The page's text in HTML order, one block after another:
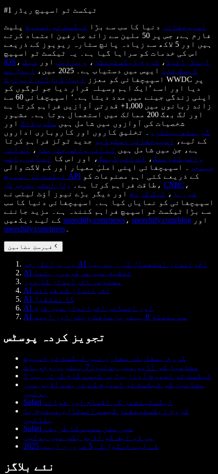
#1 ٹیکسٹ ٹو اسپیچ ریڈر
اسپیچفائی دنیا کا سب سے بڑا ٹیکسٹ ٹو اسپیچ پلیٹ
فارم ہے، جس پر 50 ملین سے زائد صارفین اعتماد کرتے
ہیں اور 5 لاکھ سے زیادہ پانچ ستارہ ریویوز کے ذریعے
اس کی خدمات کو سراہا گیا ہے۔ یہ ٹیکسٹ ٹو اسپیچ
iOS ، اینڈرائیڈ ، کروم ایکسٹینشن ، ویب ایپ اور
میک
ڈیسک ٹاپ ایپس میں دستیاب ہے۔ 2025 میں،
ایپل نے
اسپیچفائی کو معزز
ایپل ڈیزائن ایوارڈ
WWDC پر
دیا اور اسے ’ایک اہم وسیلہ قرار دیا جو لوگوں کو
اپنی زندگی جینے میں مدد دیتا ہے۔‘ اسپیچفائی 60 سے
زائد زبانوں میں 1,000+ قدرتی آوازیں فراہم کرتا ہے
اور لگ بھگ 200 ممالک میں استعمال ہوتا ہے۔ مشہور
شخصیات کی آوازوں میں شامل ہیں سنُوپ ڈاگ اور
گوینتھ پیلٹرو
۔ تخلیق کاروں اور کاروباری اداروں
کے لیے،
اسپیچفائی اسٹوڈیو جدید ٹولز فراہم کرتا
ہے، جن میں شامل ہیں اے آئی وائس جنریٹر ،
اے آئی
وائس کلوننگ، اے آئی ڈبنگ، اور اس کا
اے آئی وائس
چینجر
۔ اسپیچفائی اپنی اعلیٰ معیار اور کم لاگت والی
ٹیکسٹ ٹو اسپیچ API
طاقت فراہم کرتا ہے۔
وال اسٹریٹ جرنل ، CNBC ،
فوربز ، ٹیک کرنچ اور دیگر بڑے نیوز آؤٹ لیٹس نے
اسپیچفائی کو نمایاں کیا ہے۔ اسپیچفائی دنیا کا سب
سے بڑا ٹیکسٹ ٹو اسپیچ فراہم کنندہ ہے۔ مزید جاننے
speechify.com/news ، speechify.com/blog اور
speechify.com/press
فہرستِ مضامین
وہ برانڈز جو AI اثرانداز استعمال کر رہے ہیں
AI تحقیق میں سرکردہ رہنما
مصنوعی اثرانداز کا دور
AI اثرانداز کے فوائد
AI کا مستقبل
AI اور انسانی اثرانداز میں فرق
AI سے متعلق 8 بہترین سافٹ ویئر اور ایپس
تجویز کردہ پوسٹس
کروم بمقابلہ سفاری میں ٹیکسٹ ٹو اسپیچ
مضامین کو آڈیو میں بدلیں: 7 بہترین وجوہات
ٹیکسٹ ٹو اسپیچ آوازیں: یہ کیسے کام کرتی ہیں؟
مضامین کو ٹیکسٹ ٹو اسپیچ کے ذریعے آڈیو میں
بدلیں
Safari ایکسٹینشنز کی اقسام اور فوائد
کروم ایکسٹینشنز کیسے انسٹال، مینیج یا
ہٹائیں
Safari میں متن سننے کا طریقہ
پی ڈی ایف کو آڈیو بُکس میں بدلیں
2025 کے لیے اسکول کی 5 ضروری ایپس
نئے بلاگز